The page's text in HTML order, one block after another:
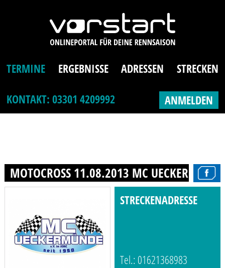
TERMINE ERGEBNISSE ADRESSEN
STRECKEN
KONTAKT: 03301 4209992
ANMELDEN
MOTOCROSS 11.08.2013 MC
STRECKENADRESSE
Tel.: 01621368983